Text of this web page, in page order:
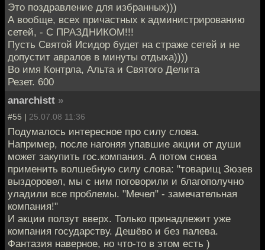
Это поздравление для избранных)))
А вообще, всех причастных к администрированию
сетей, - С ПРАЗДНИКОМ!!!
Пусть Святой Исидор будет на страже сетей и не
допустит авралов в минуты отдыха))))
Во имя Контрла, Альта и Святого Делита
Резет. 600
anarchistt »
#55 | 25.07.08 11:36
Подумалось интересное про силу слова.
Например, после нагоняя упавшие акции от души
может закупить гос.компания. А потом снова
применить волшебную силу слова: "товарищ Зюзев
выздоровел, мы с ним поговорили и благополучно
уладили все проблемы. "Мечел" - замечательная
компания!"
И акции ползут вверх. Только принадлежит уже
компания государству. Дешёво и без палева.
Фантазия наверное, но что-то в этом есть )